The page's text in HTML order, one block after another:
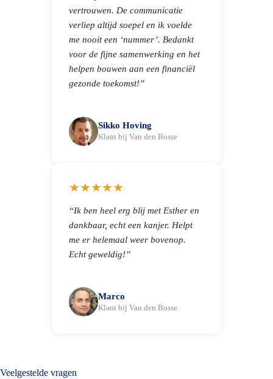
vertrouwen. De communicatie
verliep altijd soepel en ik voelde
me nooit een ‘nummer’. Bedankt
voor de fijne samenwerking en het
helpen bouwen aan een financiël
gezonde toekomst!”
Sikko Hoving
Klant bij Van den Bosse
★★★★★
“Ik ben heel erg blij met Esther en
dankbaar, echt een kanjer. Helpt
me er helemaal weer bovenop.
Echt geweldig!”
Marco
Klant bij Van den Bosse
Veelgestelde vragen